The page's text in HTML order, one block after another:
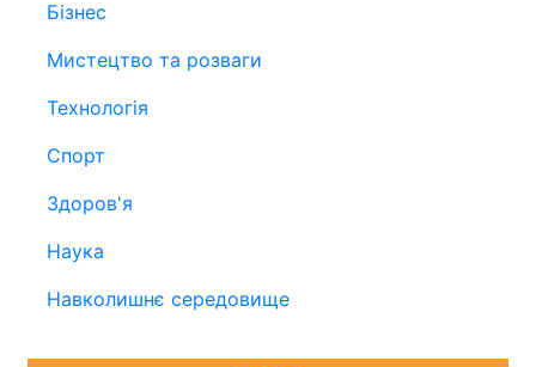
Бізнес
Мистецтво та розваги
Технологія
Спорт
Здоров'я
Наука
Навколишнє середовище